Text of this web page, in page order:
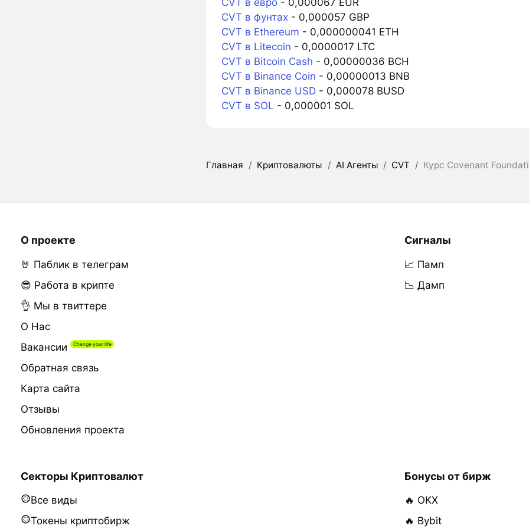
CVT в евро- 0,000067 EUR
CVT в фунтах- 0,000057 GBP
CVT в Ethereum - 0,000000041 ETH
CVT в Litecoin - 0,0000017 LTC
CVT в Bitcoin Cash - 0,00000036 BCH
CVT в Binance Coin - 0,00000013 BNB
CVT в Binance USD- 0,000078 BUSD
CVT в SOL - 0,000001 SOL
Главная / Криптовалюты / AI Агенты / CVT / Курс Covenant
О проекте
🤘 Паблик в телеграм
😎 Работа в крипте
👌 Мы в твиттере
О Нас
Вакансии
Обратная связь
Карта сайта
Отзывы
Обновления проекта
Сигналы
📈 Памп
📉 Дамп
Секторы Криптовалют
Все виды
Токены криптобирж
Бонусы от бирж
🔥 OKX
🔥 Bybit